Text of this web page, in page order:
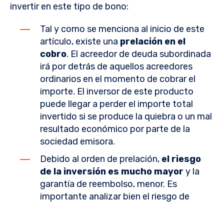
invertir en este tipo de bono:
Tal y como se menciona al inicio de este
artículo, existe una prelación en el
cobro. El acreedor de deuda subordinada
irá por detrás de aquellos acreedores
ordinarios en el momento de cobrar el
importe. El inversor de este producto
puede llegar a perder el importe total
invertido si se produce la quiebra o un mal
resultado económico por parte de la
sociedad emisora.
Debido al orden de prelación, el riesgo
de la inversión es mucho mayor y la
garantía de reembolso, menor. Es
importante analizar bien el riesgo de